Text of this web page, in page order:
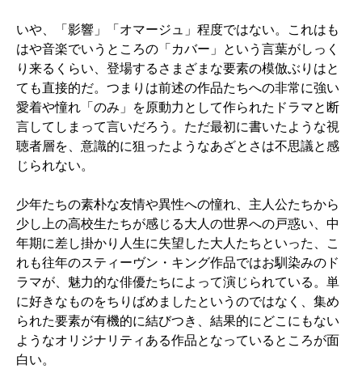
いや、「影響」「オマージュ」程度ではない。これはも
はや音楽でいうところの「カバー」という言葉がしっく
り来るくらい、登場するさまざまな要素の模倣ぶりはと
ても直接的だ。つまりは前述の作品たちへの非常に強い
愛着や憧れ「のみ」を原動力として作られたドラマと断
言してしまって言いだろう。ただ最初に書いたような視
聴者層を、意識的に狙ったようなあざとさは不思議と感
じられない。
少年たちの素朴な友情や異性への憧れ、主人公たちから
少し上の高校生たちが感じる大人の世界への戸惑い、中
年期に差し掛かり人生に失望した大人たちといった、こ
れも往年のスティーヴン・キング作品ではお馴染みのド
ラマが、魅力的な俳優たちによって演じられている。単
に好きなものをちりばめましたというのではなく、集め
られた要素が有機的に結びつき、結果的にどこにもない
ようなオリジナリティある作品となっているところが面
白い。